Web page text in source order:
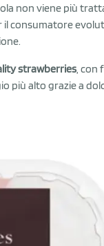
non viene più
consumatore
strawberries , con
alto grazie a